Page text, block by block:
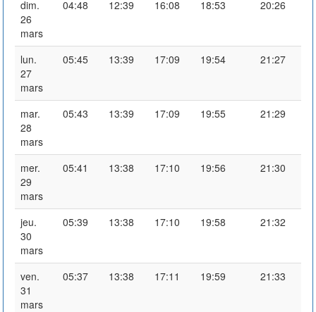
dim.
26
mars
04:48 12:39 16:08 18:53 20:26
lun.
27
mars
05:45 13:39 17:09 19:54 21:27
mar.
28
mars
05:43 13:39 17:09 19:55 21:29
mer.
29
mars
05:41 13:38 17:10 19:56 21:30
jeu.
30
mars
05:39 13:38 17:10 19:58 21:32
ven.
31
mars
05:37 13:38 17:11 19:59 21:33